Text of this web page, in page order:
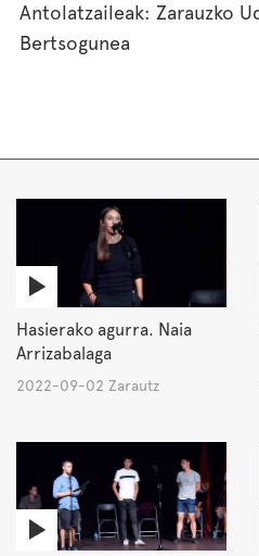
Antolatzaileak: Zarauzko
Bertsogunea
Hasierako agurra. Naia
Arrizabalaga
2022-09-02 Zarautz